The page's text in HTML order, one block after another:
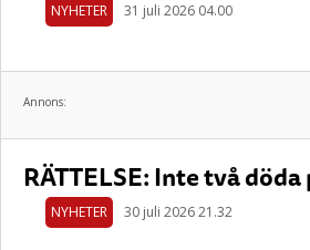
NYHETER 31 juli 2026 04.00
Annons:
RÄTTELSE: Inte två
NYHETER 30 juli 2026 21.32